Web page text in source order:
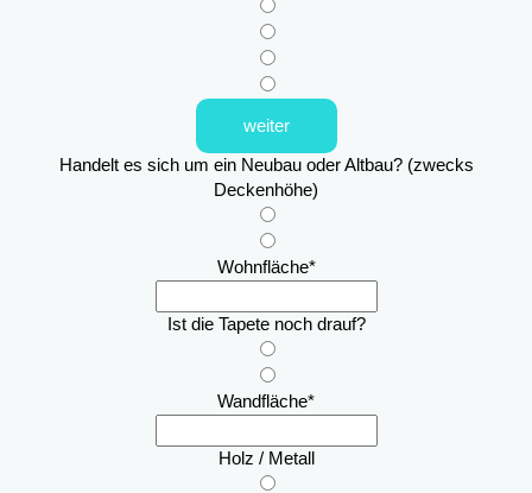
weiter
Handelt es sich um ein Neubau oder Altbau? (zwecks
Deckenhöhe)
Wohnfläche*
Ist die Tapete noch drauf?
Wandfläche*
Holz / Metall